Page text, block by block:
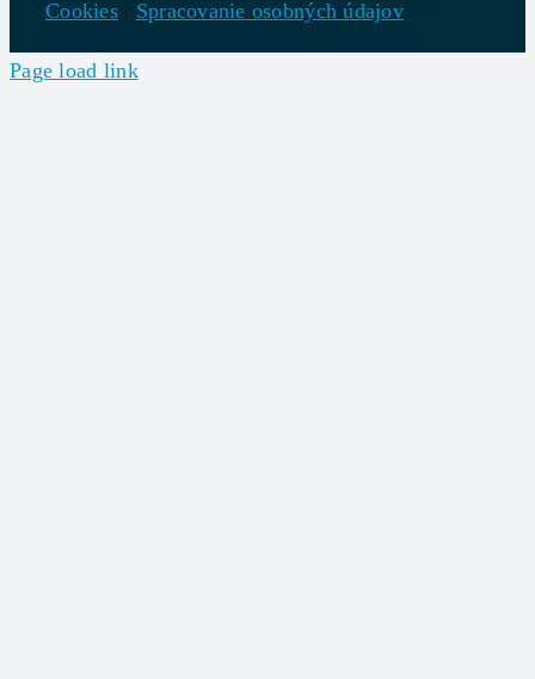
Cookies | Spracovanie osobných údajov
Page load link